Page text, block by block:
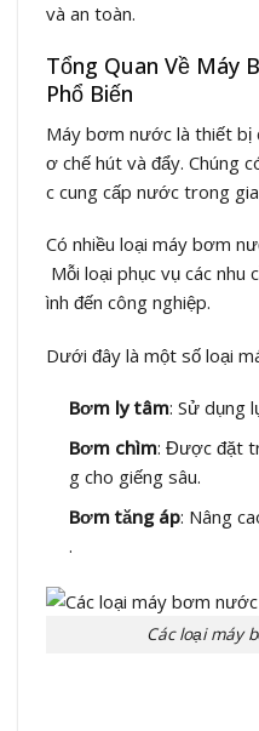
và an toàn.
Tổng Quan Về Máy
Phổ Biến
Máy bơm nước là thiết bị
ơ chế hút và đẩy. Chúng
c cung cấp nước trong
Có nhiều loại máy bơm
Mỗi loại phục vụ các
ình đến công nghiệp.
Dưới đây là một số loại
Bơm ly tâm: Sử dụng
Bơm chìm: Được đặt
g cho giếng sâu.
Bơm tăng áp: Nâng
.
Các loại máy